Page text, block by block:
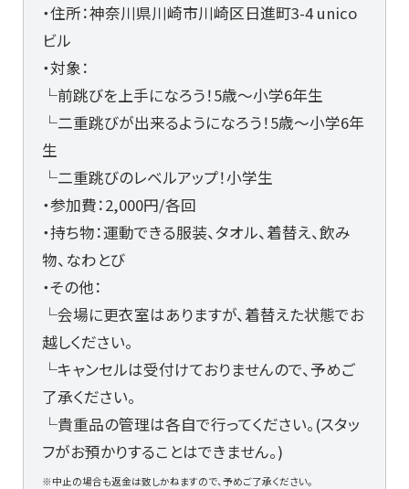
・住所：神奈川県川崎市川崎区日進町3-4 unico
ビル
・対象：
└前跳びを上手になろう！5歳～小学6年生
└二重跳びが出来るようになろう！5歳～小学6年
生
└二重跳びのレベルアップ！小学生
・参加費：2,000円/各回
・持ち物：運動できる服装、タオル、着替え、飲み
物、なわとび
・その他：
└会場に更衣室はありますが、着替えた状態でお
越しください。
└キャンセルは受付けておりませんので、予めご
了承ください。
└貴重品の管理は各自で行ってください。(スタッ
フがお預かりすることはできません。)
※中止の場合も返金は致しかねますので、予めご了承ください。